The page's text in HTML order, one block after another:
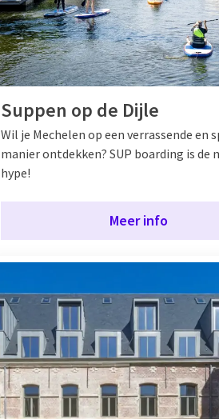
Suppen op de Dijle
Wil je Mechelen op een verrassende en
manier ontdekken? SUP boarding is de
hype!
Meer info